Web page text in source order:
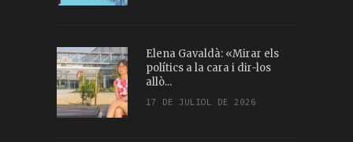
Elena Gavaldà: «Mirar els
polítics a la cara i dir-los
allò...
17 DE JULIOL DE 2026